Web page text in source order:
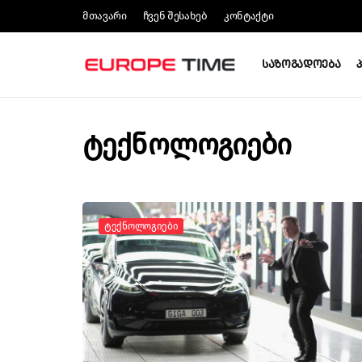
Მთავარი Ჩვენ Შესახებ Კონტაქტი
Საზოგადოება
ტექნოლოგიები
Ტექნოლოგიები